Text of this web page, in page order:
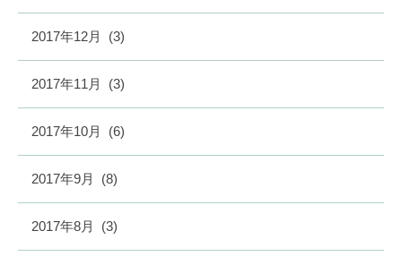
2017年12月 (3)
2017年11月 (3)
2017年10月 (6)
2017年9月 (8)
2017年8月 (3)